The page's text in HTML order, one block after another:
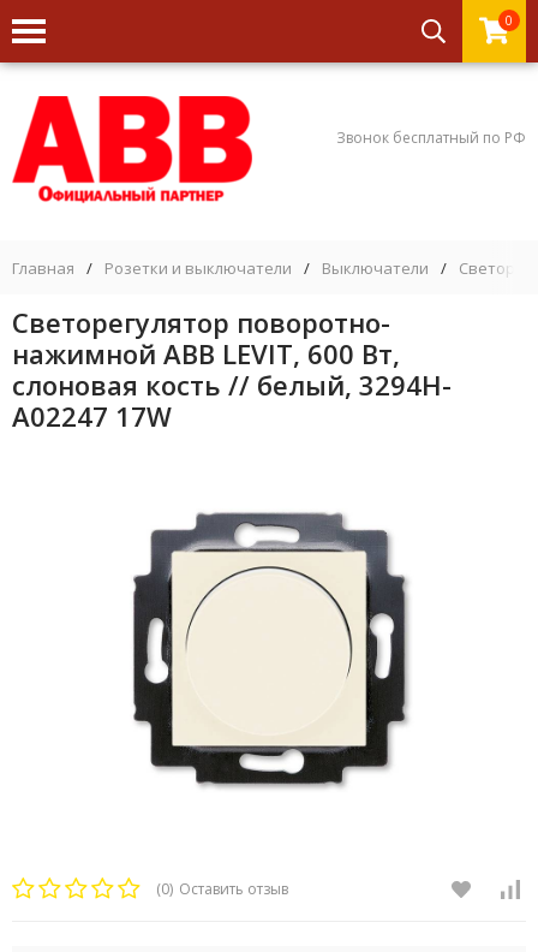
0
Звонок бесплатный по РФ
Главная / Розетки и выключатели / Выключатели /
Светорегулятор поворотно-
нажимной ABB LEVIT, 600 Вт,
слоновая кость // белый, 3294H-
A02247 17W
(0) Оставить отзыв